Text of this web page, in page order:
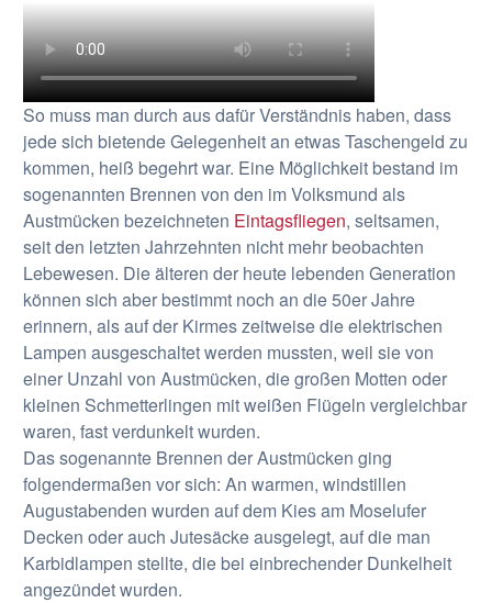
So muss man durch aus dafür Verständnis haben, dass
jede sich bietende Gelegenheit an etwas Taschengeld zu
kommen, heiß begehrt war. Eine Möglichkeit bestand im
sogenannten Brennen von den im Volksmund als
Austmücken bezeichneten Eintagsfliegen, seltsamen,
seit den letzten Jahrzehnten nicht mehr beobachten
Lebewesen. Die älteren der heute lebenden Generation
können sich aber bestimmt noch an die 50er Jahre
erinnern, als auf der Kirmes zeitweise die elektrischen
Lampen ausgeschaltet werden mussten, weil sie von
einer Unzahl von Austmücken, die großen Motten oder
kleinen Schmetterlingen mit weißen Flügeln vergleichbar
waren, fast verdunkelt wurden.
Das sogenannte Brennen der Austmücken ging
folgendermaßen vor sich: An warmen, windstillen
Augustabenden wurden auf dem Kies am Moselufer
Decken oder auch Jutesäcke ausgelegt, auf die man
Karbidlampen stellte, die bei einbrechender Dunkelheit
angezündet wurden.